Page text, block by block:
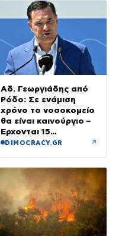
Αδ. Γεωργιάδης από
Ρόδο: Σε ενάμιση
χρόνο το νοσοκομείο
θα είναι καινούργιο –
Έρχονται 15
νοσηλευτές και
DIMOCRACY.GR ↗